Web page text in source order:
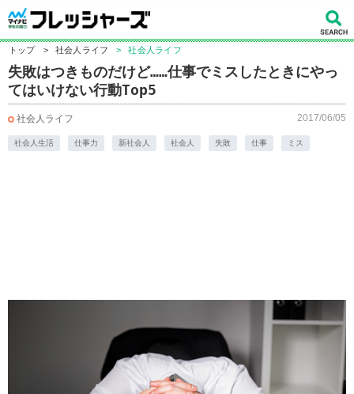
トップ > 社会人ライフ > 社会人ライフ
失敗はつきものだけど……仕事でミスしたときにやっ
てはいけない行動Top5
社会人ライフ 2017/06/05
社会人生活 仕事力 新社会人 社会人 失敗 仕事 ミス